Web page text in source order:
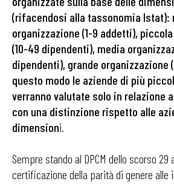
(rifacendosi alla tassonomia Istat):
organizzazione (1-9 addetti),
(10-49 dipendenti), media
dipendenti), grande organizzazione
questo modo le aziende di più
verranno valutate solo in relazione
con una distinzione rispetto alle
dimensioni.
Sempre stando al DPCM dello scorso
certificazione della parità di genere alle